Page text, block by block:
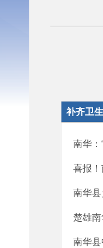
补齐卫
南华：
喜报
南华
楚雄
南华